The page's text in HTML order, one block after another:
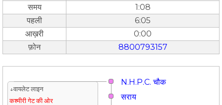
समय
1:08
पहली
6:05
आख़री
0:00
फ़ोन
8800793157
N.H.P.C. चौक
↓वायलेट लाइन
कश्मीरी गेट की ओर
सराय